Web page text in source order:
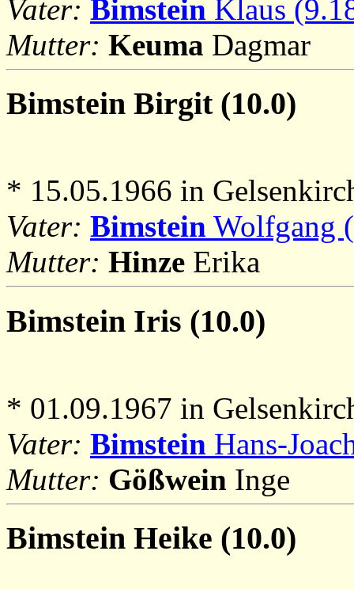
Vater: Bimstein Klaus
Mutter: Keuma Dagmar
Bimstein Birgit (10.0)
* 15.05.1966 in
Vater: Bimstein Wolfgang
Mutter: Hinze Erika
Bimstein Iris (10.0)
* 01.09.1967 in
Vater: Bimstein Hans-
Mutter: Gößwein Inge
Bimstein Heike (10.0)